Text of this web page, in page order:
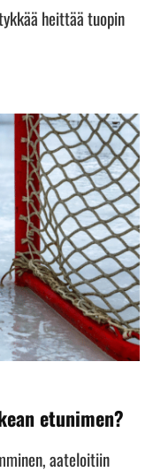
heittää tuopin
etunimen?
aateloitiin